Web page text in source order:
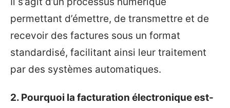
permettant d’émettre, de transmettre et de
recevoir des factures sous un format
standardisé, facilitant ainsi leur traitement
par des systèmes automatiques.
2. Pourquoi la facturation électronique est-